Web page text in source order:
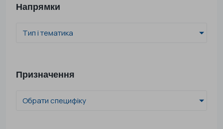
Напрямки
Тип і тематика
Призначення
Обрати специфіку